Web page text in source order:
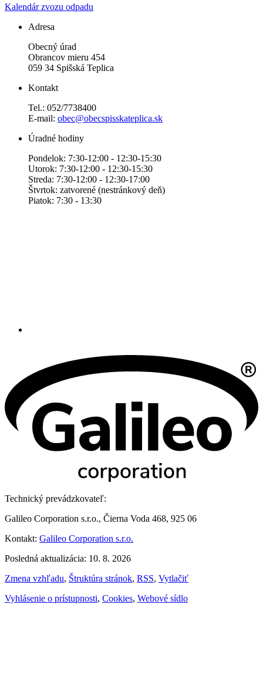
Kalendár zvozu odpadu
Adresa
Obecný úrad
Obrancov mieru 454
059 34 Spišská Teplica
Kontakt
Tel.: 052/7738400
E-mail: obec@obecspisskateplica.sk
Úradné hodiny
Pondelok: 7:30-12:00 - 12:30-15:30
Utorok: 7:30-12:00 - 12:30-15:30
Streda: 7:30-12:00 - 12:30-17:00
Štvrtok: zatvorené (nestránkový deň)
Piatok: 7:30 - 13:30
Technický prevádzkovateľ:
Galileo Corporation s.r.o., Čierna Voda 468, 925 06
Kontakt: Galileo Corporation s.r.o.
Posledná aktualizácia: 10. 8. 2026
Zmena vzhľadu, Štruktúra stránok, RSS, Vytlačiť
Vyhlásenie o prístupnosti, Cookies, Webové sídlo